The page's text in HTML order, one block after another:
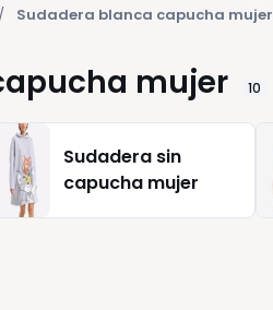
Sudadera blanca capucha mujer
mujer 10
Sudadera sin
capucha mujer